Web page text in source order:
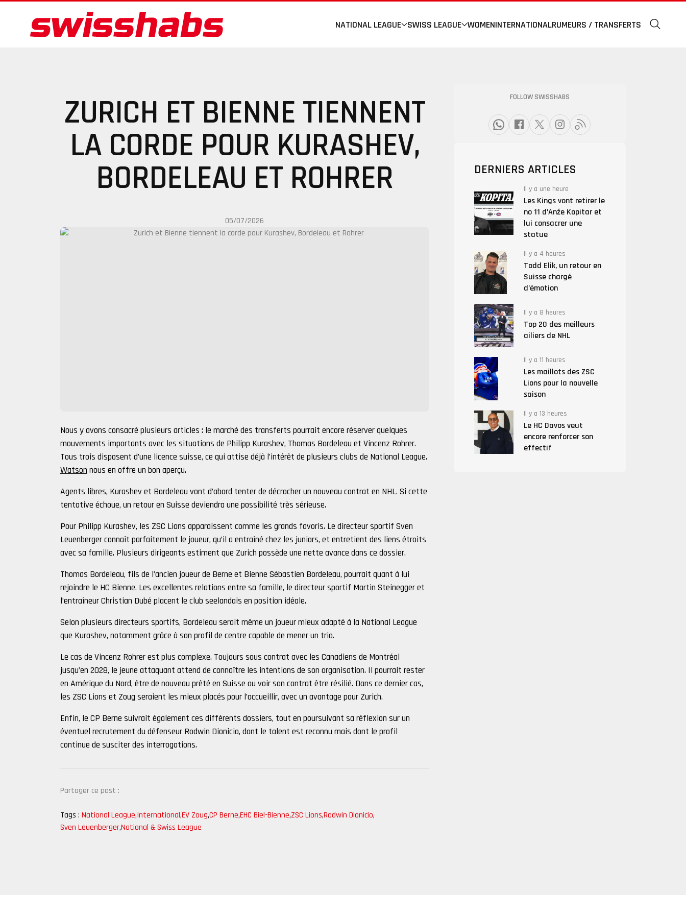
NATIONAL LEAGUE SWISS LEAGUE WOMENINTERNATIONALRUMEURS / TRANSFERTS
ZURICH ET BIENNE TIENNENT
LA CORDE POUR KURASHEV,
BORDELEAU ET ROHRER
05/07/2026
Nous y avons consacré plusieurs articles : le marché des transferts pourrait encore réserver quelques
mouvements importants avec les situations de Philipp Kurashev, Thomas Bordeleau et Vincenz Rohrer.
Tous trois disposent d’une licence suisse, ce qui attise déjà l’intérêt de plusieurs clubs de National League.
Watson nous en offre un bon aperçu.
Agents libres, Kurashev et Bordeleau vont d’abord tenter de décrocher un nouveau contrat en NHL. Si cette
tentative échoue, un retour en Suisse deviendra une possibilité très sérieuse.
Pour Philipp Kurashev, les ZSC Lions apparaissent comme les grands favoris. Le directeur sportif Sven
Leuenberger connaît parfaitement le joueur, qu’il a entraîné chez les juniors, et entretient des liens étroits
avec sa famille. Plusieurs dirigeants estiment que Zurich possède une nette avance dans ce dossier.
Thomas Bordeleau, fils de l’ancien joueur de Berne et Bienne Sébastien Bordeleau, pourrait quant à lui
rejoindre le HC Bienne. Les excellentes relations entre sa famille, le directeur sportif Martin Steinegger et
l’entraîneur Christian Dubé placent le club seelandais en position idéale.
Selon plusieurs directeurs sportifs, Bordeleau serait même un joueur mieux adapté à la National League
que Kurashev, notamment grâce à son profil de centre capable de mener un trio.
Le cas de Vincenz Rohrer est plus complexe. Toujours sous contrat avec les Canadiens de Montréal
jusqu’en 2028, le jeune attaquant attend de connaître les intentions de son organisation. Il pourrait rester
en Amérique du Nord, être de nouveau prêté en Suisse ou voir son contrat être résilié. Dans ce dernier cas,
les ZSC Lions et Zoug seraient les mieux placés pour l’accueillir, avec un avantage pour Zurich.
Enfin, le CP Berne suivrait également ces différents dossiers, tout en poursuivant sa réflexion sur un
éventuel recrutement du défenseur Rodwin Dionicio, dont le talent est reconnu mais dont le profil
continue de susciter des interrogations.
Partager ce post :
Tags : National League,International,EV Zoug,CP Berne,EHC Biel-Bienne,ZSC Lions,Rodwin Dionicio,
Sven Leuenberger,National & Swiss League
FOLLOW SWISSHABS
DERNIERS ARTICLES
Il y a une heure
Les Kings vont retirer le
no 11 d’Anže Kopitar et
lui consacrer une
statue
Il y a 4 heures
Todd Elik, un retour en
Suisse chargé
d’émotion
Il y a 8 heures
Top 20 des meilleurs
ailiers de NHL
Il y a 11 heures
Les maillots des ZSC
Lions pour la nouvelle
saison
Il y a 13 heures
Le HC Davos veut
encore renforcer son
effectif